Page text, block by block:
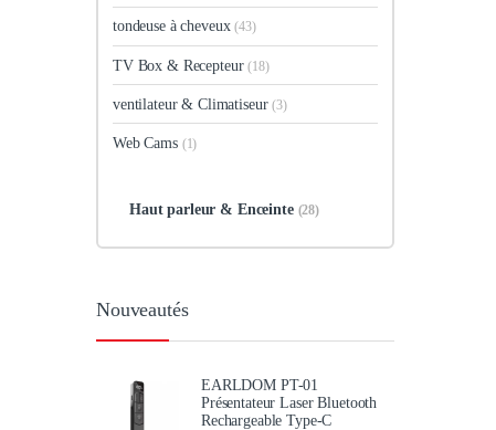
tondeuse à cheveux(43)
TV Box & Recepteur(18)
ventilateur & Climatiseur(3)
Web Cams (1)
Haut parleur & Enceinte (28)
Nouveautés
EARLDOM PT-01
Présentateur Laser Bluetooth
Rechargeable Type-C